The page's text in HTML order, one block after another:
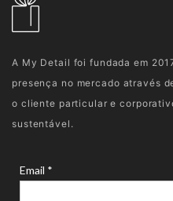
A My Detail foi fundada em
presença no mercado através
o cliente particular e
sustentável.